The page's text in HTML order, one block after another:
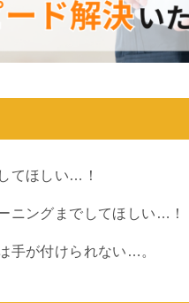
てほしい…！
ニングまでしてほしい…！
手が付けられない…。